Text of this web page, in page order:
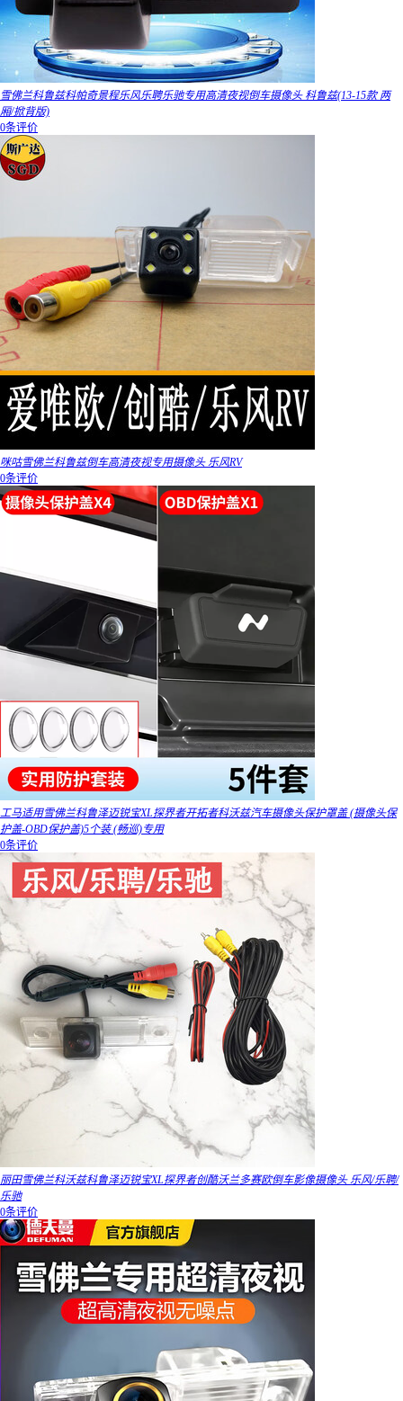
雪佛兰科鲁兹科帕奇景程乐风乐聘乐驰专用高清夜视倒车摄像头 科鲁兹(13-15款 两
厢/掀背版)
0条评价
咪咕雪佛兰科鲁兹倒车高清夜视专用摄像头 乐风RV
0条评价
工马适用雪佛兰科鲁泽迈锐宝XL探界者开拓者科沃兹汽车摄像头保护罩盖 (摄像头保
护盖-OBD保护盖)5个装 (畅巡)专用
0条评价
丽田雪佛兰科沃兹科鲁泽迈锐宝XL探界者创酷沃兰多赛欧倒车影像摄像头 乐风/乐聘/
乐驰
0条评价